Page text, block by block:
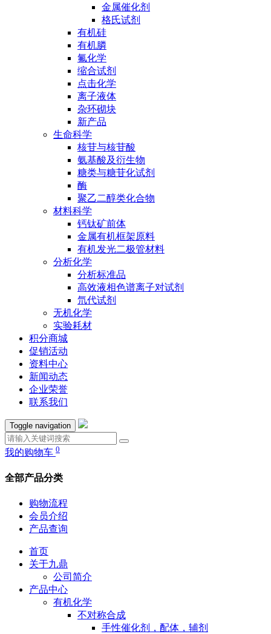
金属催化剂
格氏试剂
有机硅
有机膦
氟化学
缩合试剂
点击化学
离子液体
杂环砌块
新产品
生命科学
核苷与核苷酸
氨基酸及衍生物
糖类与糖苷化试剂
酶
聚乙二醇类化合物
材料科学
钙钛矿前体
金属有机框架原料
有机发光二极管材料
分析化学
分析标准品
高效液相色谱离子对试剂
氘代试剂
无机化学
实验耗材
积分商城
促销活动
资料中心
新闻动态
企业荣誉
联系我们
Toggle navigation
我的购物车 0
全部产品分类
购物流程
会员介绍
产品查询
首页
关于九鼎
公司简介
产品中心
有机化学
不对称合成
手性催化剂，配体，辅剂